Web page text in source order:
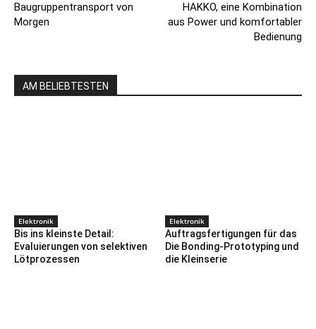
Baugruppentransport von
Morgen
HAKKO, eine Kombination
aus Power und komfortabler
Bedienung
AM BELIEBTESTEN
Elektronik
Bis ins kleinste Detail:
Evaluierungen von selektiven
Lötprozessen
Elektronik
Auftragsfertigungen für das
Die Bonding-Prototyping und
die Kleinserie